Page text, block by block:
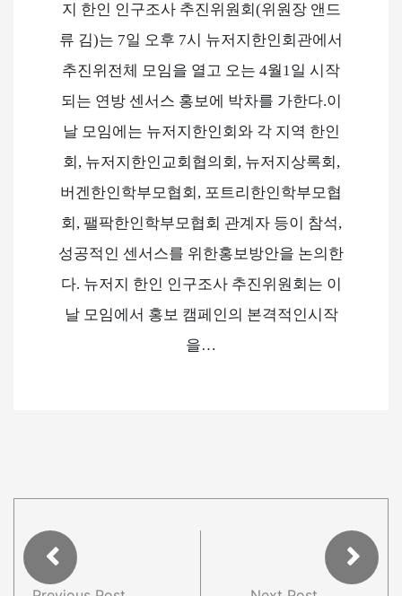
지 한인 인구조사 추진위원회(위원장 앤드
류 김)는 7일 오후 7시 뉴저지한인회관에서
추진위전체 모임을 열고 오는 4월1일 시작
되는 연방 센서스 홍보에 박차를 가한다.이
날 모임에는 뉴저지한인회와 각 지역 한인
회, 뉴저지한인교회협의회, 뉴저지상록회,
버겐한인학부모협회, 포트리한인학부모협
회, 팰팍한인학부모협회 관계자 등이 참석,
성공적인 센서스를 위한홍보방안을 논의한
다. 뉴저지 한인 인구조사 추진위원회는 이
날 모임에서 홍보 캠페인의 본격적인시작
을…